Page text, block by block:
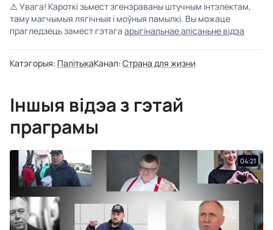
⚠️ Увага! Кароткі зьмест згенэраваны штучным інтэлектам,
таму магчымыя лягічныя і моўныя памылкі. Вы можаце
прагледзець замест гэтага арыгінальнае апісаньне відэа
Катэгорыя: ПалітыкаКанал: Страна для жизни
Іншыя відэа з гэтай
праграмы
04:21